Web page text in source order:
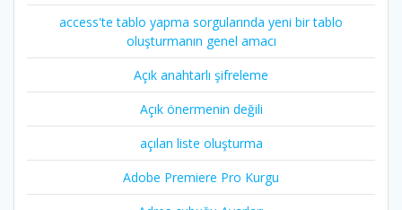
access'te tablo yapma sorgularında yeni bir tablo
oluşturmanın genel amacı
Açık anahtarlı şifreleme
Açık önermenin değili
açılan liste oluşturma
Adobe Premiere Pro Kurgu